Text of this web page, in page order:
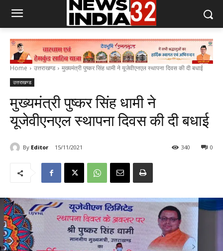
Home उत्तराखण्ड मुख्यमंत्री पुष्कर सिंह धामी ने यूजेवीएनएल स्थापना दिवस की दी बधाई
उत्तराखण्ड
मुख्यमंत्री पुष्कर सिंह धामी ने
यूजेवीएनएल स्थापना दिवस की दी बधाई
By Editor 15/11/2021 0
340